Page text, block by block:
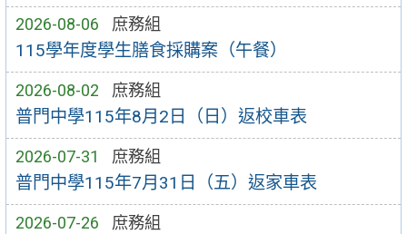
2026-08-06 庶務組
115學年度學生膳食採購案（午餐）
2026-08-02 庶務組
普門中學115年8月2日（日）返校車表
2026-07-31 庶務組
普門中學115年7月31日（五）返家車表
2026-07-26 庶務組